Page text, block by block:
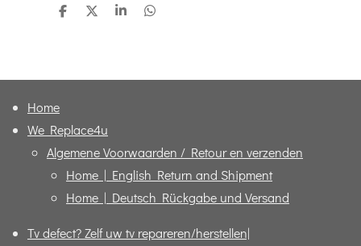
D
D
S
D
Home
We Replace4u
Algemene Voorwaarden / Retour en verzenden
Home | English Return and Shipment
Home | Deutsch Rückgabe und Versand
Tv defect? Zelf uw tv repareren/herstellen|